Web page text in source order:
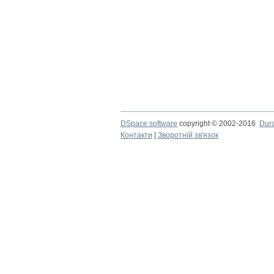
DSpace software copyright © 2002-2016
Контакти
Зворотній зв'язок